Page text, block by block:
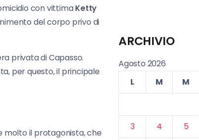
con vittimaKetty
del corpo privo di
privata di Capasso.
per questo, il principale
molto il protagonista, che
ARCHIVIO
Agosto 2026
L
M M
3
4 5